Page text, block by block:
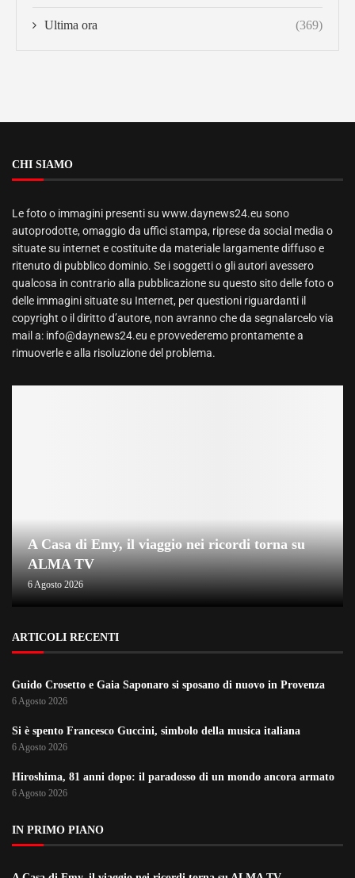
Ultima ora (369)
CHI SIAMO
Le foto o immagini presenti su www.daynews24.eu sono
autoprodotte, omaggio da uffici stampa, riprese da social media o
situate su internet e costituite da materiale largamente diffuso e
ritenuto di pubblico dominio. Se i soggetti o gli autori avessero
qualcosa in contrario alla pubblicazione su questo sito delle foto o
delle immagini situate su Internet, per questioni riguardanti il
copyright o il diritto d’autore, non avranno che da segnalarcelo via
mail a: info@daynews24.eu e provvederemo prontamente a
rimuoverle e alla risoluzione del problema.
A Casa di Emy, il viaggio nei ricordi torna su
ALMA TV
6 Agosto 2026
ARTICOLI RECENTI
Guido Crosetto e Gaia Saponaro si sposano di nuovo in Provenza
6 Agosto 2026
Si è spento Francesco Guccini, simbolo della musica italiana
6 Agosto 2026
Hiroshima, 81 anni dopo: il paradosso di un mondo ancora armato
6 Agosto 2026
IN PRIMO PIANO